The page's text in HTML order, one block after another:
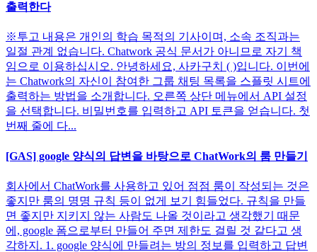
출력한다
※투고 내용은 개인의 학습 목적의 기사이며, 소속 조직과는
일절 관계 없습니다. Chatwork 공식 문서가 아니므로 자기 책
임으로 이용하십시오. 안녕하세요, 사카구치 ( )입니다. 이번에
는 Chatwork의 자신이 참여한 그룹 채팅 목록을 스플릿 시트에
출력하는 방법을 소개합니다. 오른쪽 상단 메뉴에서 API 설정
을 선택합니다. 비밀번호를 입력하고 API 토큰을 얻습니다. 첫
번째 줄에 다...
[GAS] google 양식의 답변을 바탕으로 ChatWork의 룸 만들기
회사에서 ChatWork를 사용하고 있어 점점 룸이 작성되는 것은
좋지만 룸의 명명 규칙 등이 없게 보기 힘들었다. 규칙을 만들
면 좋지만 지키지 않는 사람도 나올 것이라고 생각했기 때문
에, google 폼으로부터 만들어 주면 제한도 걸릴 것 같다고 생
각하지. 1. google 양식에 만들려는 방의 정보를 입력하고 답변